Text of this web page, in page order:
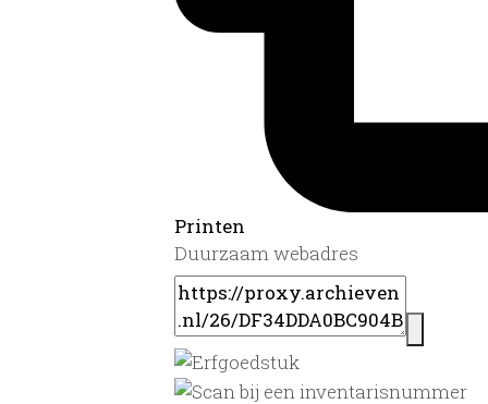
Printen
Duurzaam webadres